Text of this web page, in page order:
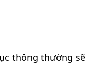
thông thường sẽ